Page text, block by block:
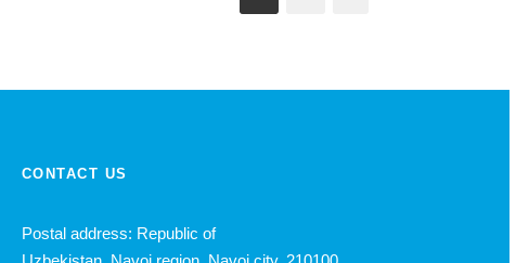
CONTACT US
Postal address: Republic of